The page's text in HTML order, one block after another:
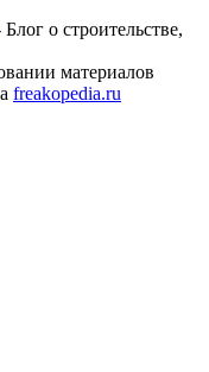
Блог о строительстве,
материалов
freakopedia.ru